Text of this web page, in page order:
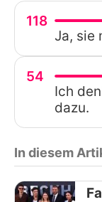
118
Ja, sie
54
Ich
dazu.
In diesem